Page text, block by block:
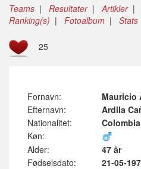
Teams | Resultater|Artikler|
Ranking(s) | Fotoalbum | Stats
25
Fornavn:
Mauricio
Efternavn:
Ardila
Nationalitet:
Colombia
Køn:
Alder:
47 år
Fødselsdato:
21-05-